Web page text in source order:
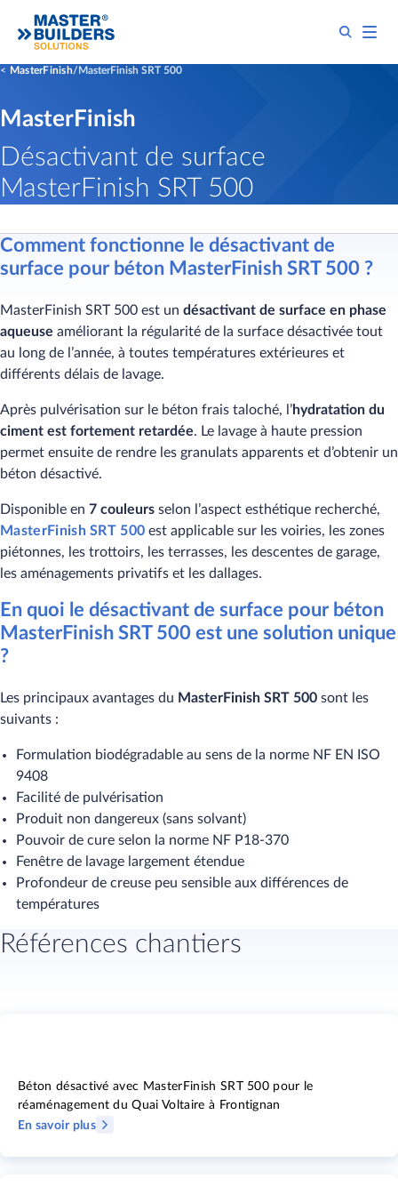
MasterFinish MasterFinish SRT 500
MasterFinish
Désactivant de surface
MasterFinish SRT 500
Comment fonctionne le désactivant de
surface pour béton MasterFinish SRT 500 ?
MasterFinish SRT 500 est un ​​désactivant de surface en phase
aqueuse améliorant la régularité de la surface désactivée tout
au long de l’année, à toutes températures extérieures et
différents délais de lavage.
Après pulvérisation sur le béton frais taloché, l’hydratation du​​
ciment est fortement retardée. Le lavage à haute pression
permet ensuite de rendre les granulats apparents et d’obtenir un
béton désactivé.
Disponible en 7 couleurs selon l’aspect esthétique recherché,
MasterFinish SRT 500 est applicable sur les voiries, les zones
piétonnes, les trottoirs, les terrasses, les descentes de garage,
les aménagements privatifs et les dallages.
En quoi le désactivant de surface pour béton
MasterFinish SRT 500 est une solution unique
?​
Les principaux avantages du MasterFinish SRT 500​ sont les
suivants :
Formulation biodégradable au sens de la norme NF EN ISO
9408
Facilité de pulvérisation
Produit non dangereux (sans solvant)
Pouvoir de cure selon la norme NF P18-370
Fenêtre de lavage largement étendue
Profondeur de creuse peu sensible aux différences de
températures
Références chantiers
Béton désactivé avec MasterFinish SRT 500 pour le
réaménagement du Quai Voltaire à Frontignan
En savoir plus